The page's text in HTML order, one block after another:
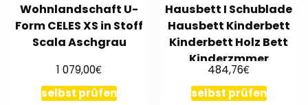
Wohnlandschaft U-
Form CELES XS in Stoff
Scala Aschgrau
1 079,00€
selbst prüfen
Hausbett I Schublade
Hausbett Kinderbett
Kinderbett Holz Bett
Kinderzmmer
484,76€
selbst prüfen